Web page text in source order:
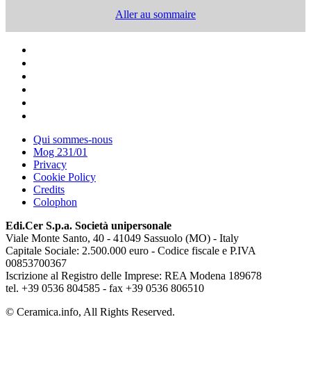
Aller au sommaire
Qui sommes-nous
Mog 231/01
Privacy
Cookie Policy
Credits
Colophon
Edi.Cer S.p.a. Società unipersonale
Viale Monte Santo, 40 - 41049 Sassuolo (MO) - Italy
Capitale Sociale: 2.500.000 euro - Codice fiscale e P.IVA
00853700367
Iscrizione al Registro delle Imprese: REA Modena 189678
tel. +39 0536 804585 - fax +39 0536 806510
© Ceramica.info, All Rights Reserved.